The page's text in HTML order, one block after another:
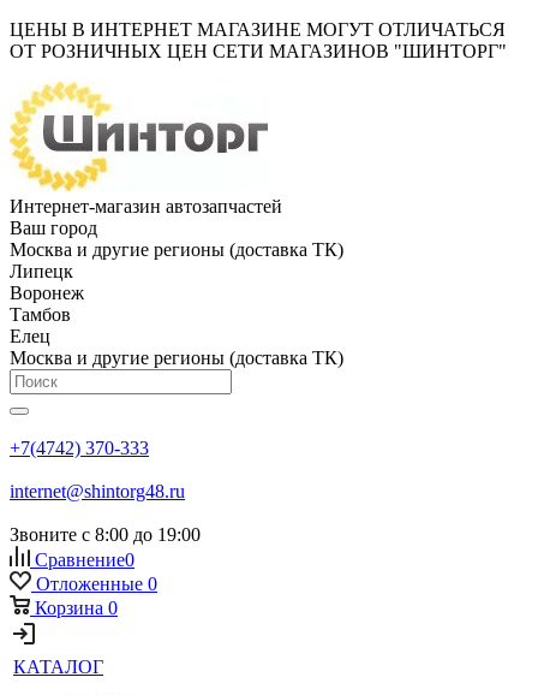
ЦЕНЫ В ИНТЕРНЕТ МАГАЗИНЕ МОГУТ ОТЛИЧАТЬСЯ
ОТ РОЗНИЧНЫХ ЦЕН СЕТИ МАГАЗИНОВ "ШИНТОРГ"
Интернет-магазин автозапчастей
Ваш город
Москва и другие регионы (доставка ТК)
Липецк
Воронеж
Тамбов
Елец
Москва и другие регионы (доставка ТК)
+7(4742) 370-333
internet@shintorg48.ru
Звоните с 8:00 до 19:00
Сравнение0
Отложенные 0
Корзина 0
КАТАЛОГ